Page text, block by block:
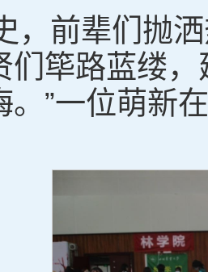
，前辈们抛
们筚路蓝缕
。”一位萌新